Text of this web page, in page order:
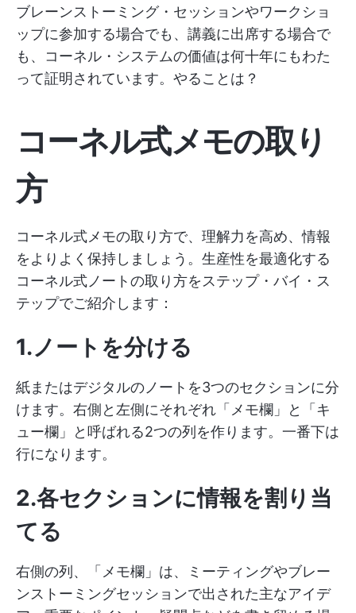
ブレーンストーミング・セッションやワークショ
ップに参加する場合でも、講義に出席する場合で
も、コーネル・システムの価値は何十年にもわた
って証明されています。やることは？
コーネル式メモの取り
方
コーネル式メモの取り方で、理解力を高め、情報
をよりよく保持しましょう。生産性を最適化する
コーネル式ノートの取り方をステップ・バイ・ス
テップでご紹介します：
1.ノートを分ける
紙またはデジタルのノートを3つのセクションに分
けます。右側と左側にそれぞれ「メモ欄」と「キ
ュー欄」と呼ばれる2つの列を作ります。一番下は
行になります。
2.各セクションに情報を割り当
てる
右側の列、「メモ欄」は、ミーティングやブレー
ンストーミングセッションで出された主なアイデ